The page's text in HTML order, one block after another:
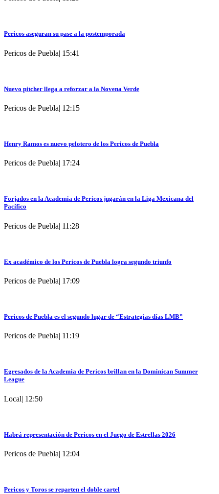
Pericos aseguran su pase a la postemporada
Pericos de Puebla| 15:41
Nuevo pitcher llega a reforzar a la Novena Verde
Pericos de Puebla| 12:15
Henry Ramos es nuevo pelotero de los Pericos de Puebla
Pericos de Puebla| 17:24
Forjados en la Academia de Pericos jugarán en la Liga Mexicana del
Pacífico
Pericos de Puebla| 11:28
Ex académico de los Pericos de Puebla logra segundo triunfo
Pericos de Puebla| 17:09
Pericos de Puebla es el segundo lugar de “Estrategias días LMB”
Pericos de Puebla| 11:19
Egresados de la Academia de Pericos brillan en la Dominican Summer
League
Local| 12:50
Habrá representación de Pericos en el Juego de Estrellas 2026
Pericos de Puebla| 12:04
Pericos y Toros se reparten el doble cartel